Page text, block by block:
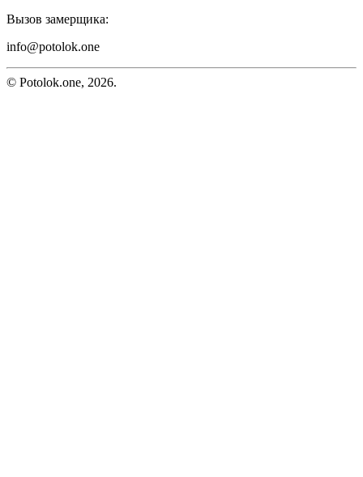
Вызов замерщика:
info@potolok.one
© Potolok.one, 2026.